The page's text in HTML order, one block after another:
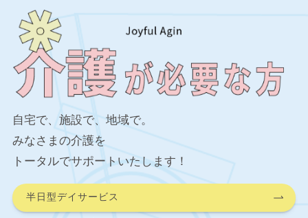
自宅で、施設で、地域で。
みなさまの介護を
トータルでサポートいたします！
半日型デイサービス